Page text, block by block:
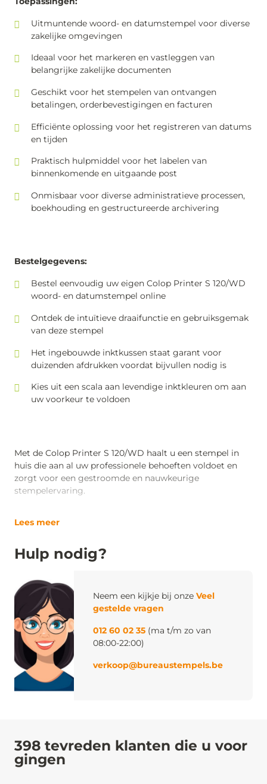
Uitmuntende woord- en datumstempel voor diverse
zakelijke omgevingen
Ideaal voor het markeren en vastleggen van
belangrijke zakelijke documenten
Geschikt voor het stempelen van ontvangen
betalingen, orderbevestigingen en facturen
Efficiënte oplossing voor het registreren van datums
en tijden
Praktisch hulpmiddel voor het labelen van
binnenkomende en uitgaande post
Onmisbaar voor diverse administratieve processen,
boekhouding en gestructureerde archivering
Bestelgegevens:
Bestel eenvoudig uw eigen Colop Printer S 120/WD
woord- en datumstempel online
Ontdek de intuïtieve draaifunctie en gebruiksgemak
van deze stempel
Het ingebouwde inktkussen staat garant voor
duizenden afdrukken voordat bijvullen nodig is
Kies uit een scala aan levendige inktkleuren om aan
uw voorkeur te voldoen
Met de Colop Printer S 120/WD haalt u een stempel in
huis die aan al uw professionele behoeften voldoet en
zorgt voor een gestroomde en nauwkeurige
stempelervaring.
Lees meer
Hulp nodig?
Neem een kijkje bij onze Veel
gestelde vragen
012 60 02 35 (ma t/m zo van
08:00-22:00)
verkoop@bureaustempels.be
398 tevreden klanten die u voor
gingen